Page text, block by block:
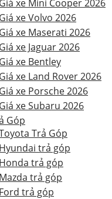
Giá xe Mini Cooper 2026
Giá xe Volvo 2026
Giá xe Maserati 2026
Giá xe Jaguar 2026
Giá xe Bentley
Giá xe Land Rover 2026
Giá xe Porsche 2026
Giá xe Subaru 2026
Góp
Trả Góp
Hyundai trả góp
Honda trả góp
Mazda trả góp
Ford trả góp